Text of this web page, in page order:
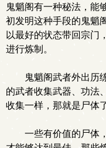
鬼魈阁有一种秘法，能
初发明这种手段的鬼魈
以最好的状态带回宗门
进行炼制。
鬼魈阁武者外出历
的武者收集武器、功法
收集一样，那就是尸体了
一些有价值的尸体